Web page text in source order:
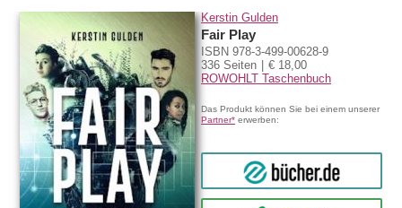
Kerstin Gulden
Fair Play
ISBN 978-3-499-00628-9
336 Seiten
€ 18,00
ROWOHLT Taschenbuch
Das Produkt können Sie bei einem unserer
Partner* erwerben:
bücher.de